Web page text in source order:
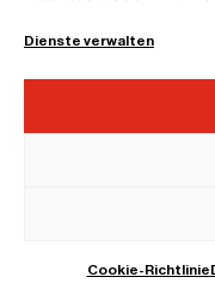
Dienste verwalten
Cookie-Richtlinie
Mag.